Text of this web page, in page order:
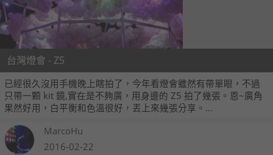
台灣燈會 - Z5
已經很久沒用手機晚上瞎拍了，今年看燈會雖然有帶單眼，不過
只帶一顆 kit 鏡,實在是不夠廣，用身邊的 Z5 拍了幾張。恩~廣角
果然好用，白平衡和色溫很好，丟上來幾張分享。
MarcoHu
2016-02-22